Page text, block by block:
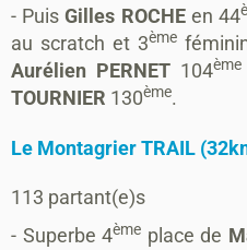
- PuisGilles ROCHEen 44
au scratch et 3ème
Aurélien PERNET 104ème
TOURNIER 130ème.
Le Montagrier TRAIL
113 partant(e)s
- Superbe 4ème place de